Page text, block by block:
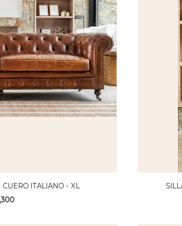
CUERO ITALIANO - XL